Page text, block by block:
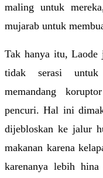
maling untuk
mujarab untuk
Tak hanya itu, Laode
tidak serasi untuk
memandang
pencuri. Hal ini
dijebloskan ke jalur
makanan karena
karenanya lebih